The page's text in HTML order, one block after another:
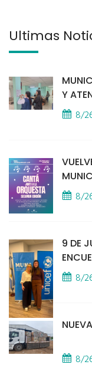
Últimas
Y
8/
8/
9 DE
SEDE
8/
8/